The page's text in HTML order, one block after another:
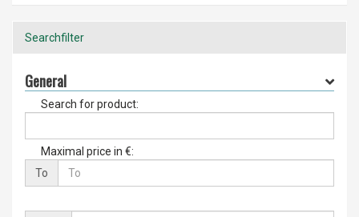
Searchfilter
General
Search for product:
Maximal price in €:
To